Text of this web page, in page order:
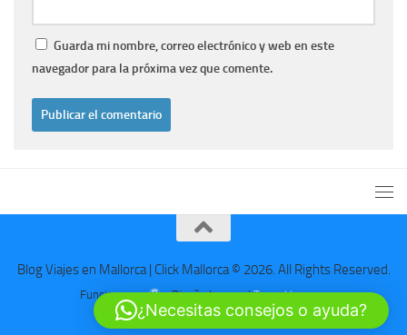
Guarda mi nombre, correo electrónico y web en este
navegador para la próxima vez que comente.
Blog Viajes en Mallorca | Click Mallorca © 2026. All Rights Reserved.
Funciona con - Diseñado con elTema Hueman
¿Necesitas consejos o ayuda?